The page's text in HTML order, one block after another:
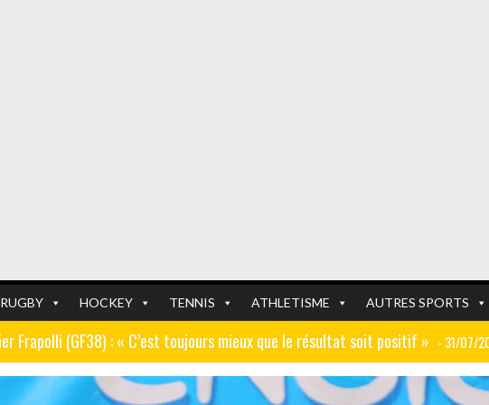
RUGBY HOCKEY TENNIS ATHLETISME AUTRES SPORTS
Frapolli (GF38) : « C’est toujours mieux que le résultat soit positif » - 31/07/
Pélissier (ex AJ Auxerre) : « Le travail dans les centres de formation est
FOOTBALL FOOTBALL